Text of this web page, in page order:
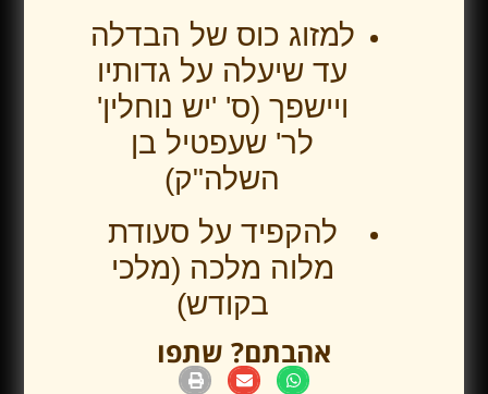
למזוג כוס של הבדלה
עד שיעלה על גדותיו
ויישפך (ס' 'יש נוחלין'
לר' שעפטיל בן
השלה"ק)
להקפיד על סעודת
מלוה מלכה (מלכי
בקודש)
אהבתם? שתפו